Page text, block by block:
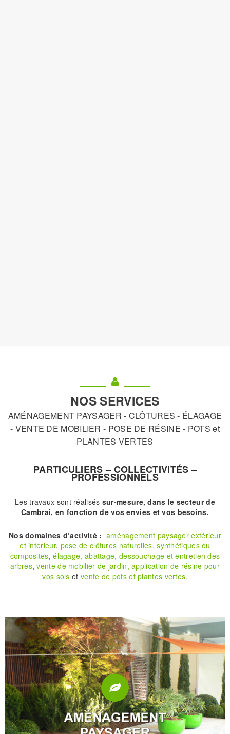
NOS SERVICES
AMÉNAGEMENT PAYSAGER - CLÔTURES - ÉLAGAGE
- VENTE DE MOBILIER - POSE DE RÉSINE - POTS et
PLANTES VERTES
PARTICULIERS – COLLECTIVITÉS –
PROFESSIONNELS
Les travaux sont réalisés sur-mesure, dans le secteur de
Cambrai, en fonction de vos envies et vos besoins.
Nos domaines d’activité : aménagement paysager extérieur
et intérieur, pose de clôtures naturelles, synthétiques ou
composites,élagage, abattage, dessouchage et entretien des
arbres,vente de mobilier de jardin, application de résine pour
vos sols et vente de pots et plantes vertes.